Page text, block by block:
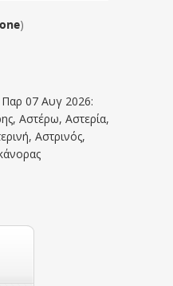
)
07 Αυγ 2026:
Αστέρω, Αστερία,
Αστρινός,